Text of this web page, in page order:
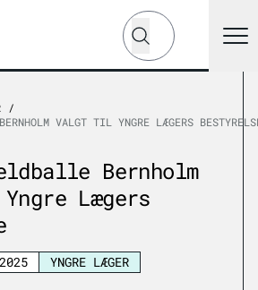
Hvad leder du efter?
Søg
VALGT TIL YNGRE LÆGERS
Bernholm
Lægers
YNGRE LÆGER